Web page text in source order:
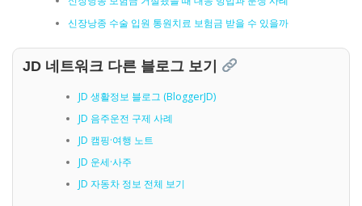
신장낭종 수술 입원 통원치료 보험금 받을 수 있을까
JD 네트워크 다른 블로그 보기
JD 생활정보 블로그 (BloggerJD)
JD 음주운전 구제 사례
JD 캠핑·여행 노트
JD 운세·사주
JD 자동차 정보 전체 보기